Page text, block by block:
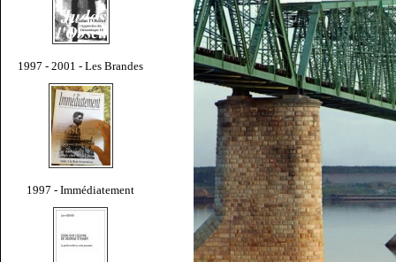
1997 - 2001 - Les Brandes
1997 - Immédiatement